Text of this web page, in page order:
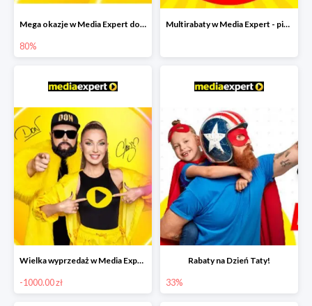
Mega okazje w Media Expert do -80%
80%
Multirabaty w Media Expert - piąty produkt za 1 zł
Wielka wyprzedaż w Media Expert do -1000 zł
-1000.00 zł
Rabaty na Dzień Taty!
33%